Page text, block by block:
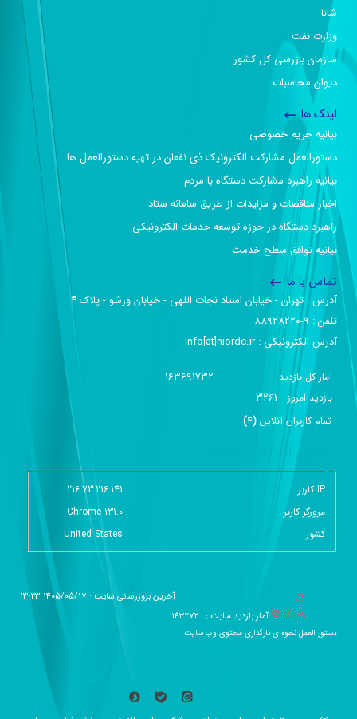
شانا
وزارت نفت
سازمان بازرسی کل کشور
دیوان محاسبات
لینک ها
بیانیه حریم خصوصی
دستورالعمل مشارکت الکترونیک ذی نفعان در تهیه دستورالعمل ها
بیانیه راهبرد مشارکت دستگاه با مردم
اخبار مناقصات و مزایدات از طریق سامانه ستاد
راهبرد دستگاه در حوزه توسعه خدمات الکترونیکی
بیانیه توافق سطح خدمت
تماس با ما
آدرس :‌ تهران - خیابان استاد نجات اللهی - خیابان ورشو - پلاک ۴
تلفن :‌ 9-88928220
آدرس الکترونیکی :‌ info[at]niordc.ir
آمار کل بازدید 163691732
بازديد امروز 3261
تمام کاربران آنلاين (
4
)
IP کاربر
216.73.216.141
مرورگر کاربر
Chrome 131.0
کشور
United States
آخرین بروزرسانی سایت : 1405/05/17 13:23
آمار بازدید سایت : 143272
دستور العمل نحوه ی بارگذاری محتوی وب سایت